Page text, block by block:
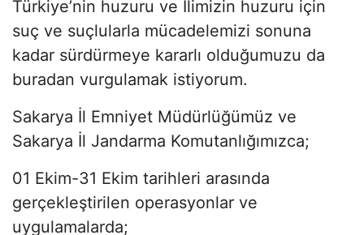
Türkiye’nin huzuru ve İlimizin huzuru için
suç ve suçlularla mücadelemizi sonuna
kadar sürdürmeye kararlı olduğumuzu da
buradan vurgulamak istiyorum.
Sakarya İl Emniyet Müdürlüğümüz ve
Sakarya İl Jandarma Komutanlığımızca;
01 Ekim-31 Ekim tarihleri arasında
gerçekleştirilen operasyonlar ve
uygulamalarda;